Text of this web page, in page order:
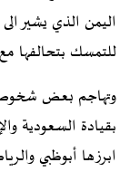
اليمن الذي يشير
للتمسك بتحالفها
وتهاجم بعض شخوص
بقيادة السعودية
ابرزها أبوظبي